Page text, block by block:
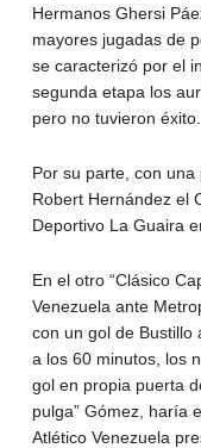
Hermanos Ghersi
mayores jugadas de
se caracterizó por el
segunda etapa los
pero no tuvieron éxito.
Por su parte, con
Robert Hernández el
Deportivo La Guaira
En el otro “Clásico
Venezuela ante
con un gol de Bustillo
a los 60 minutos, los
gol en propia puerta
pulga” Gómez, haría
Atlético Venezuela